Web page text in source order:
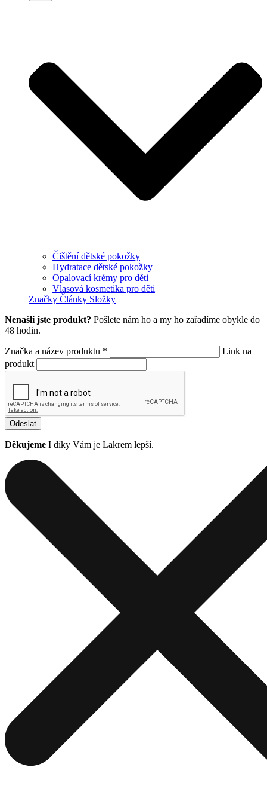
Čištění dětské pokožky
Hydratace dětské pokožky
Opalovací krémy pro děti
Vlasová kosmetika pro děti
Značky Články Složky
Nenašli jste produkt? Pošlete nám ho a my ho zařadíme obykle do
48 hodin.
Značka a název produktu *
Link na
produkt
Odeslat
Děkujeme I díky Vám je Lakrem lepší.